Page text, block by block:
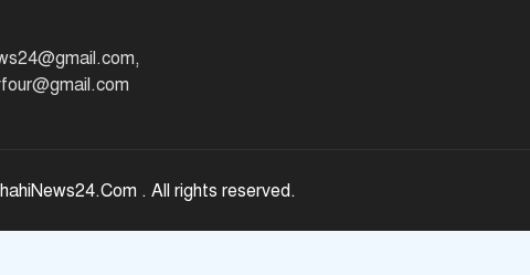
,
. All rights reserved.